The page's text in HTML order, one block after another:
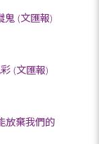
鬼 (文匯報)
(文匯報)
放棄我們的